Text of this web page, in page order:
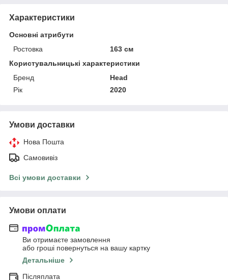
Характеристики
Основні атрибути
Ростовка
163 см
Користувальницькі характеристики
Бренд
Head
Рік
2020
Умови доставки
Нова Пошта
Самовивіз
Всі умови доставки
Умови оплати
Ви отримаєте замовлення
або гроші повернуться на вашу картку
Детальніше
Післяплата